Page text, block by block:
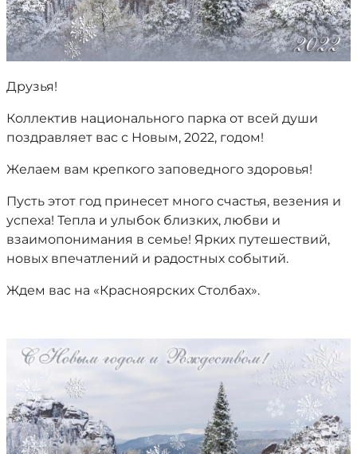
Друзья!
Коллектив национального парка от всей души
поздравляет вас с Новым, 2022, годом!
Желаем вам крепкого заповедного здоровья!
Пусть этот год принесет много счастья, везения и
успеха! Тепла и улыбок близких, любви и
взаимопонимания в семье! Ярких путешествий,
новых впечатлений и радостных событий.
Ждем вас на «Красноярских Столбах».